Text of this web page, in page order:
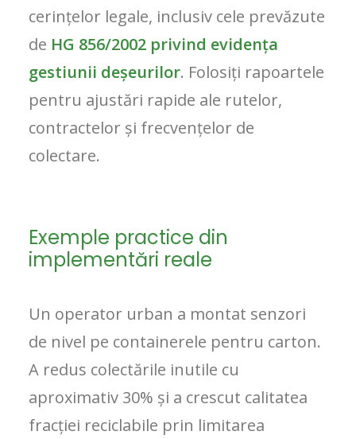
cerințelor legale, inclusiv cele prevăzute
de HG 856/2002 privind evidența
gestiunii deșeurilor. Folosiți rapoartele
pentru ajustări rapide ale rutelor,
contractelor și frecvențelor de
colectare.
Exemple practice din
implementări reale
Un operator urban a montat senzori
de nivel pe containerele pentru carton.
A redus colectările inutile cu
aproximativ 30% și a crescut calitatea
fracției reciclabile prin limitarea